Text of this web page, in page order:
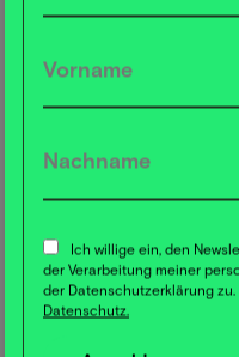
Ich willige ein, den
der Verarbeitung meiner
der Datenschutzerklärung zu.
Datenschutz.